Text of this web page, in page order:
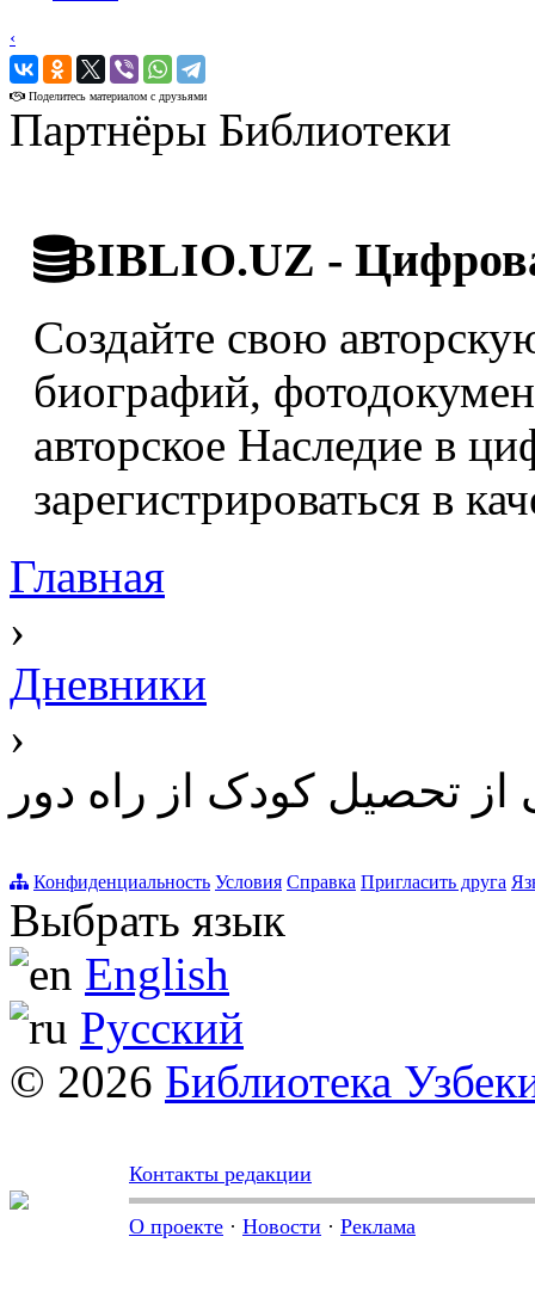
‹
›
Поделитесь материалом с друзьями
Партнёры Библиотеки
BIBLIO.UZ -
Создайте свою
биографий,
авторское Наследие в
зарегистрироваться в
Главная
›
Дневники
›
از تحصیل کودک از راه دور
Конфиденциальность Условия Справка Пригласить друга
Выбрать язык
English
Русский
© 2026 Библиотека
Контакты редакции
О проекте · Новости · Реклама